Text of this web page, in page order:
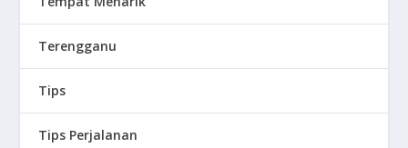
Terengganu
Tips
Tips Perjalanan